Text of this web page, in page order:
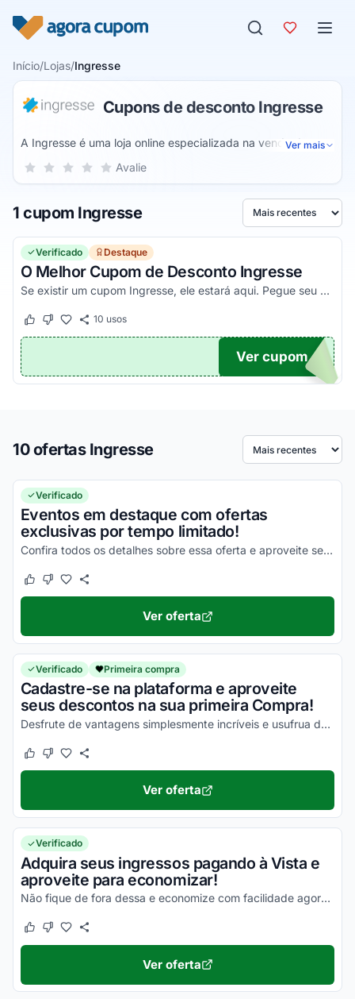
Início/Lojas/Ingresse
Cupons de desconto Ingresse
A Ingresse é uma loja online especializada na venda de
ingressos para shows, festas, baladas, teatro, gastronomia,
conhecimentos com os mais variados eventos disponíveis
Ver mais
Sua nota para Ingresse, de 1 a 5 estrelas
5 estrelas
4 estrelas
3 estrelas
2 estrelas
1 estrela Avalie
1 cupom Ingresse Ordenar por
Verificado Destaque
O Melhor Cupom de Desconto Ingresse
Se existir um cupom Ingresse, ele estará aqui. Pegue seu código promocional e confira agora!
Este cupom funcionou
Este cupom não funcionou
10 usos
TICO
Ver cupom
10 ofertas Ingresse Ordenar por
Verificado
Eventos em destaque com ofertas
exclusivas por tempo limitado!
Confira todos os detalhes sobre essa oferta e aproveite seus descontos agora mesmo!
Este cupom funcionou
Este cupom não funcionou
Ver oferta
Verificado Primeira compra
Cadastre-se na plataforma e aproveite
seus descontos na sua primeira Compra!
Desfrute de vantagens simplesmente incríveis e usufrua dos seus descontos!
Este cupom funcionou
Este cupom não funcionou
Ver oferta
Verificado
Adquira seus ingressos pagando à Vista e
aproveite para economizar!
Não fique de fora dessa e economize com facilidade agora mesmo!
Este cupom funcionou
Este cupom não funcionou
Ver oferta